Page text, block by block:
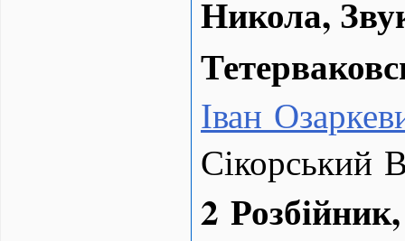
Никола,
Іван
Сікорський
2 Розбійник,